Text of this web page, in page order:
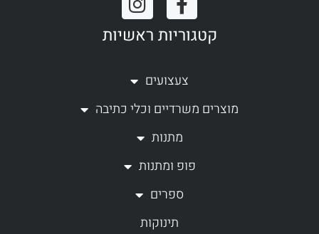
a
c
b
o
k
f
n
s
a
r
a
קטגוריות ראשיות
צעצועים
מוצרים משרדיים וכלי כתיבה
מתנות
פופ ומתנות
ספרים
תינוקות